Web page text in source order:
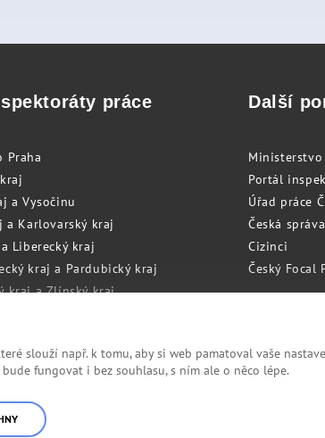
práce
Praha
a Vysočinu
a Karlovarský kraj
Liberecký kraj
kraj a Pardubický kraj
kraj a Zlínský kraj
kraj a Olomoucký kraj
Další
Portál
Úřad práce
Česká
Cizinci
Český Focal
slouží např. k tomu, aby si web pamatoval vaše
fungovat i bez souhlasu, s ním ale o něco lépe.